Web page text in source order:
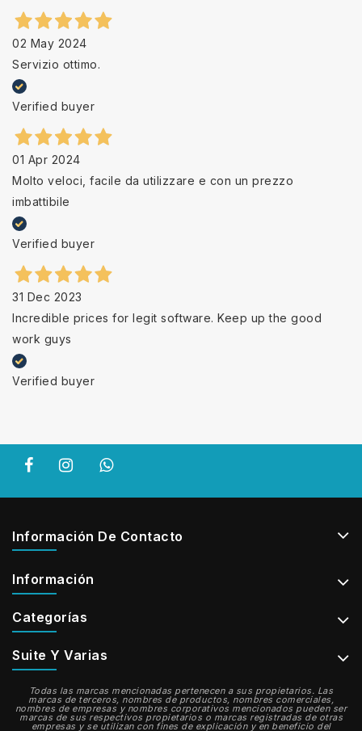
02 May 2024
Servizio ottimo.
Verified buyer
01 Apr 2024
Molto veloci, facile da utilizzare e con un prezzo
imbattibile
Verified buyer
31 Dec 2023
Incredible prices for legit software. Keep up the good
work guys
Verified buyer
Información De Contacto
Información
Categorías
Suite Y Varias
Todas las marcas mencionadas pertenecen a sus propietarios. Las
marcas de terceros, nombres de productos, nombres comerciales,
nombres de empresas y nombres corporativos mencionados pueden ser
marcas de sus respectivos propietarios o marcas registradas de otras
empresas y se utilizan con fines de explicación y en beneficio del